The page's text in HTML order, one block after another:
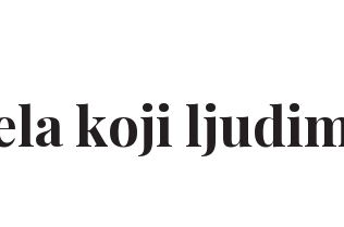
koji